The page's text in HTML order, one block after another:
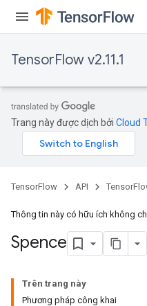
TensorFlow v2.11.1
Trang này được dịch bởi Cloud
TensorFlow API
Thông tin này có hữu ích không
Spence
Trên trang này
Phương pháp công khai